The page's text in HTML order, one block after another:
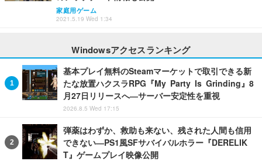
家庭用ゲーム
2021.5.19 Wed 1:34
Windowsアクセスランキング
基本プレイ無料のSteamマーケットで取引できる新
たな放置ハクスラRPG『My Party Is Grinding』8
月27日リリースへ―サーバー安定性を重視
2026.8.5 Wed 17:15
弾薬はわずか、救助も来ない、残された人間も信用
できない―PS1風SFサバイバルホラー『DERELIK
T』ゲームプレイ映像公開